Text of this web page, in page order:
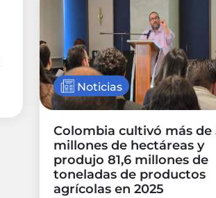
Noticias
Colombia cultivó más de
millones de hectáreas y
produjo 81,6 millones de
toneladas de productos
agrícolas en 2025